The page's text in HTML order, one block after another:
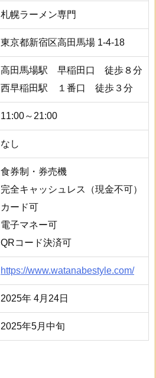
札幌ラーメン専門
東京都新宿区高田馬場 1-4-18
高田馬場駅 早稲田口 徒歩８分
西早稲田駅 １番口 徒歩３分
11:00～21:00
なし
食券制・券売機
完全キャッシュレス（現金不可）
カード可
電子マネー可
QRコード決済可
https://www.watanabestyle.com/
2025年 4月24日
2025年5月中旬